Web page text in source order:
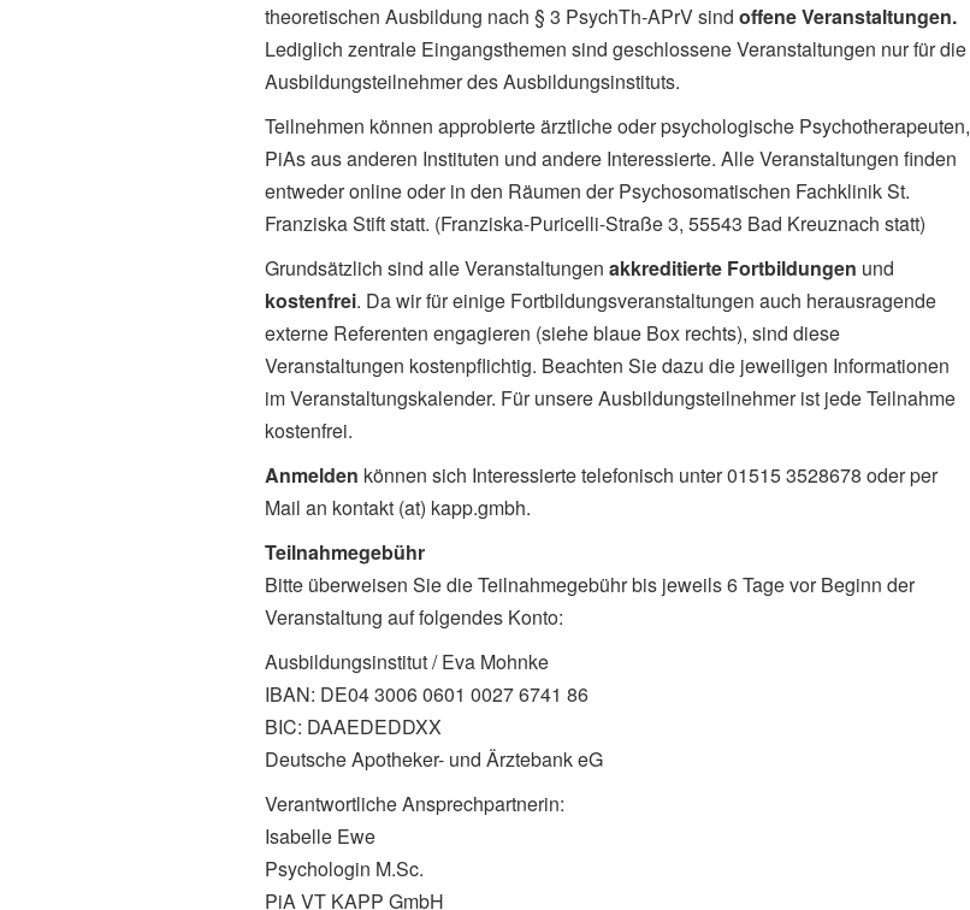
theoretischen Ausbildung nach § 3 PsychTh-APrV sind offene Veranstaltungen.
Lediglich zentrale Eingangsthemen sind geschlossene Veranstaltungen nur für die
Ausbildungsteilnehmer des Ausbildungsinstituts.
Teilnehmen können approbierte ärztliche oder psychologische Psychotherapeuten,
PiAs aus anderen Instituten und andere Interessierte. Alle Veranstaltungen finden
entweder online oder in den Räumen der Psychosomatischen Fachklinik St.
Franziska Stift statt. (Franziska-Puricelli-Straße 3, 55543 Bad Kreuznach statt)
Grundsätzlich sind alle Veranstaltungen akkreditierte Fortbildungen und
kostenfrei. Da wir für einige Fortbildungsveranstaltungen auch herausragende
externe Referenten engagieren (siehe blaue Box rechts), sind diese
Veranstaltungen kostenpflichtig. Beachten Sie dazu die jeweiligen Informationen
im Veranstaltungskalender. Für unsere Ausbildungsteilnehmer ist jede Teilnahme
kostenfrei.
Anmelden können sich Interessierte telefonisch unter 01515 3528678 oder per
Mail an kontakt (at) kapp.gmbh.
Teilnahmegebühr
Bitte überweisen Sie die Teilnahmegebühr bis jeweils 6 Tage vor Beginn der
Veranstaltung auf folgendes Konto:
Ausbildungsinstitut / Eva Mohnke
IBAN: DE04 3006 0601 0027 6741 86
BIC: DAAEDEDDXX
Deutsche Apotheker- und Ärztebank eG
Verantwortliche Ansprechpartnerin:
Isabelle Ewe
Psychologin M.Sc.
PiA VT KAPP GmbH